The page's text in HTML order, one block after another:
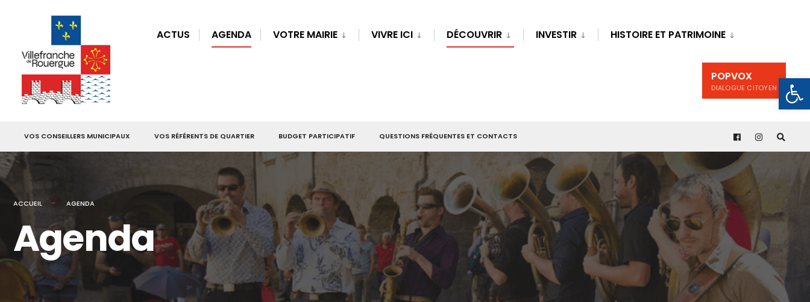
ACTUS AGENDA VOTRE MAIRIE VIVRE ICI DÉCOUVRIR INVESTIR HISTOIRE ET PATRIMOINE
POPVOX
DIALOGUE CITOYEN
VOS CONSEILLERS MUNICIPAUX VOS RÉFÉRENTS DE QUARTIER BUDGET PARTICIPATIF QUESTIONS FRÉQUENTES ET CONTACTS
ACCUEIL AGENDA
Agenda